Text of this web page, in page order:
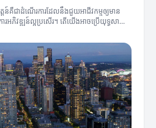
ត្តន៍គឺជាដំណើរការដែលនឹងជួយអាជីវកម្មឲ្យមាន
ភិវឌ្ឍន៍ល្អប្រសើរ។ តើយើងអាចប្រើយុទ្ធសាស្ត្រ​